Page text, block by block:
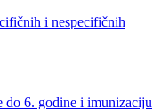
i nespecifičnih
do 6. godine i imunizaciju